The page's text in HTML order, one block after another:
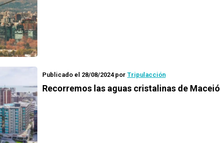
Publicado el 28/08/2024por Tripulacción
Recorremos las aguas cristalinas de Maceió